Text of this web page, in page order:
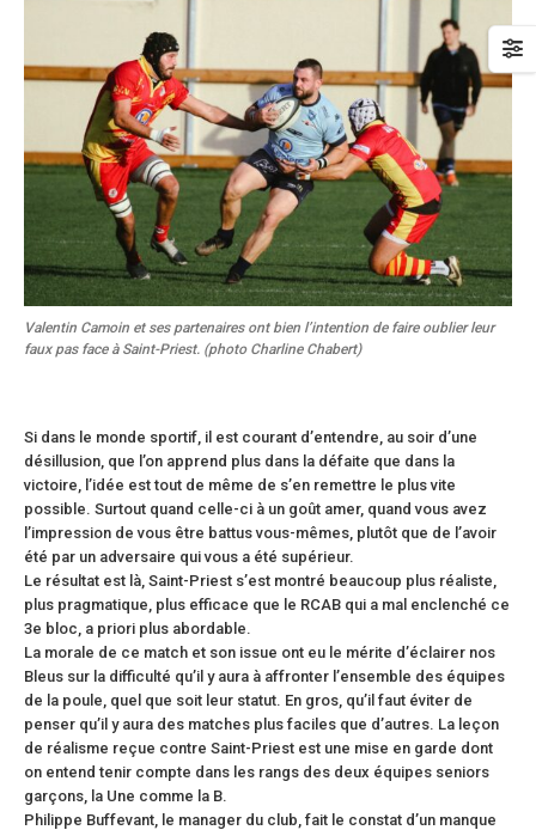
Valentin Camoin et ses partenaires ont bien l’intention de faire oublier leur
faux pas face à Saint-Priest. (photo Charline Chabert)
Si dans le monde sportif, il est courant d’entendre, au soir d’une
désillusion, que l’on apprend plus dans la défaite que dans la
victoire, l’idée est tout de même de s’en remettre le plus vite
possible. Surtout quand celle-ci à un goût amer, quand vous avez
l’impression de vous être battus vous-mêmes, plutôt que de l’avoir
été par un adversaire qui vous a été supérieur.
Le résultat est là, Saint-Priest s’est montré beaucoup plus réaliste,
plus pragmatique, plus efficace que le RCAB qui a mal enclenché ce
3e bloc, a priori plus abordable.
La morale de ce match et son issue ont eu le mérite d’éclairer nos
Bleus sur la difficulté qu’il y aura à affronter l’ensemble des équipes
de la poule, quel que soit leur statut. En gros, qu’il faut éviter de
penser qu’il y aura des matches plus faciles que d’autres. La leçon
de réalisme reçue contre Saint-Priest est une mise en garde dont
on entend tenir compte dans les rangs des deux équipes seniors
garçons, la Une comme la B.
Philippe Buffevant, le manager du club, fait le constat d’un manque